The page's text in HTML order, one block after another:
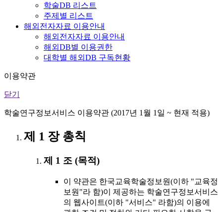
학술DB 리스트
주제별 리스트
해외전자자료 이용안내
해외전자자료 이용안내
해외DB별 이용권한
대학별 해외DB 구독현황
이용약관
닫기
학술연구정보서비스 이용약관 (2017년 1월 1일 ~ 현재 적용)
제 1 장 총칙
제 1 조 (목적)
이 약관은 한국교육학술정보원(이하 "교육정
보원"라 함)이 제공하는 학술연구정보서비스
의 웹사이트(이하 "서비스" 라함)의 이용에